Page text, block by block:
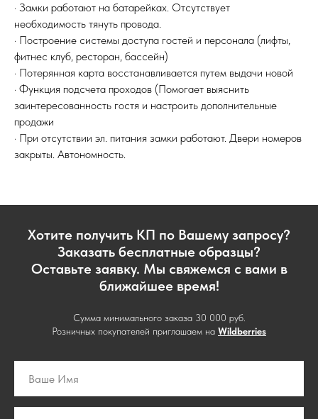
· Замки работают на батарейках. Отсутствует
необходимость тянуть провода.
· Построение системы доступа гостей и персонала (лифты,
фитнес клуб, ресторан, бассейн)
· Потерянная карта восстанавливается путем выдачи новой
· Функция подсчета проходов (Помогает выяснить
заинтересованность гостя и настроить дополнительные
продажи
· При отсутствии эл. питания замки работают. Двери номеров
закрыты. Автономность.
Хотите получить КП по Вашему запросу?
Заказать бесплатные образцы?
Оставьте заявку. Мы свяжемся с вами в
ближайшее время!
Сумма минимального заказа 30 000 руб.
Розничных покупателей приглашаем на Wildberries